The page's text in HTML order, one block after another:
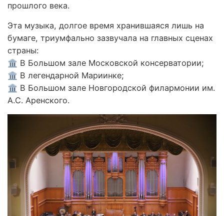
прошлого века.
Эта музыка, долгое время хранившаяся лишь на
бумаге, триумфально зазвучала на главных сценах
страны:
🏛 В Большом зале Московской консерватории;
🏛 В легендарной Мариинке;
🏛 В Большом зале Новгородской филармонии им.
А.С. Аренского.